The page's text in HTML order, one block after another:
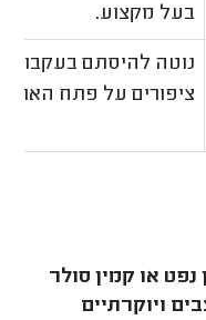
בעל מקצוע.
נוטה להיסתם בעקבות
ציפורים על פתח
או קמין סולר
ויוקרתיים